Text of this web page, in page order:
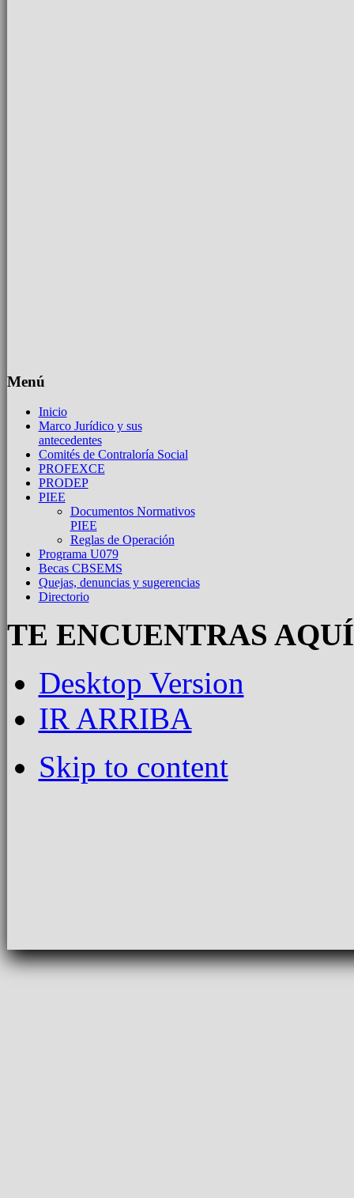
Menú
Inicio
Marco Jurídico y sus
antecedentes
Comités de Contraloría Social
PROFEXCE
PRODEP
PIEE
Documentos Normativos
PIEE
Reglas de Operación
Programa U079
Becas CBSEMS
Quejas, denuncias y sugerencias
Directorio
TE ENCUENTRAS
Desktop Version
IR ARRIBA
Skip to content